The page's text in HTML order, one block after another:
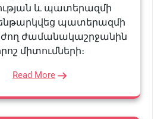
և պատերազմի
ենթարկվեց պատերազմի
ժամանակաշրջանին
միտումների։
Read More